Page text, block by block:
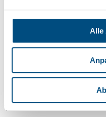
Alle
Impressum
FAQ
© All rights reserved by
Facebook
WE ❤ COUPONING